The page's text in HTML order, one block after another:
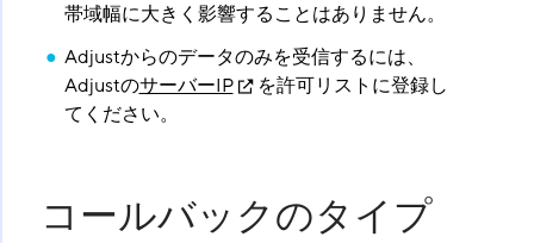
帯域幅に大きく影響することはありません。
Adjustからのデータのみを受信するには、
AdjustのサーバーIP
を許可リストに登録し
てください。
コールバックのタイプ